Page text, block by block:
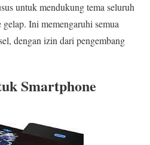
untuk mendukung tema seluruh
Ini memengaruhi semua
dengan izin dari pengembang
Smartphone